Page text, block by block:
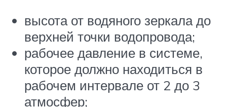
высота от водяного зеркала до
верхней точки водопровода;
рабочее давление в системе,
которое должно находиться в
рабочем интервале от 2 до 3
атмосфер;